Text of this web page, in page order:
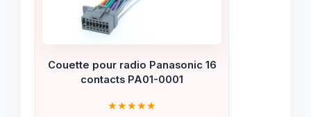
Couette pour radio Panasonic 16
contacts PA01-0001